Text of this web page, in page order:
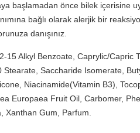
başlamadan önce bilek içerisine
bağlı olarak alerjik bir
danışınız.
15 Alkyl Benzoate, Caprylic/Capric
Saccharide Isomerate,
Niacinamide(Vitamin B3),
Europaea Fruit Oil, Carbomer,
Xanthan Gum, Parfum.